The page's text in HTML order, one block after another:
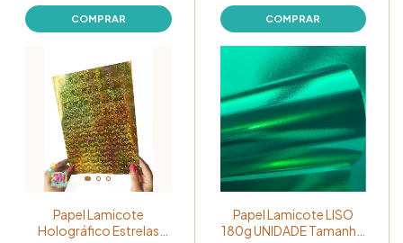
Papel Lamicote
Holográfico Estrelas
Papel Lamicote LISO
180g UNIDADE Tamanho